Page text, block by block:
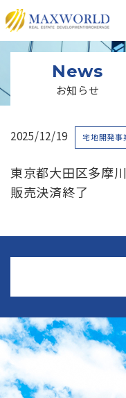
News
お知らせ
2025/12/19 宅地開発事
東京都大田区多摩
販売決済終了